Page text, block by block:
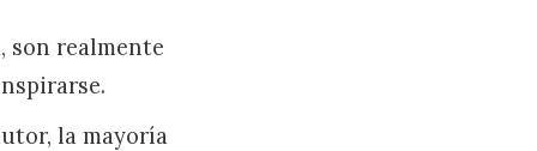
son realmente
la mayoría